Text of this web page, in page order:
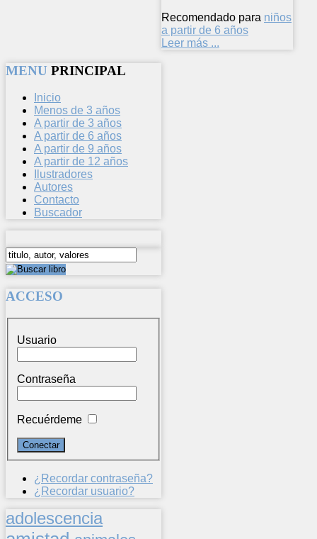
Recomendado para niños
a partir de 6 años
Leer más ...
MENU PRINCIPAL
Inicio
Menos de 3 años
A partir de 3 años
A partir de 6 años
A partir de 9 años
A partir de 12 años
Ilustradores
Autores
Contacto
Buscador
ACCESO
Usuario
Contraseña
Recuérdeme
¿Recordar contraseña?
¿Recordar usuario?
adolescencia